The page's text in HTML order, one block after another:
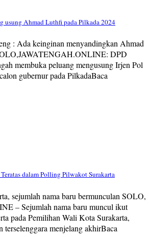
usung Ahmad Luthfi pada Pilkada 2024
: Ada keinginan menyandingkan Ahmad
DPD
membuka peluang mengusung Irjen Pol
gubernur pada PilkadaBaca
dalam Polling Pilwakot Surakarta
sejumlah nama baru bermunculan SOLO,
– Sejumlah nama baru muncul ikut
pada Pemilihan Wali Kota Surakarta,
terselenggara menjelang akhirBaca